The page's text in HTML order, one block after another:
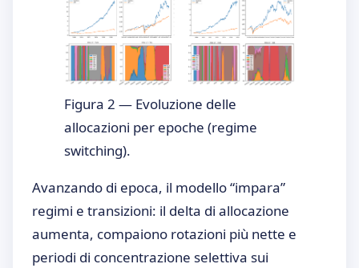
Figura 2 — Evoluzione delle
allocazioni per epoche (regime
switching).
Avanzando di epoca, il modello “impara”
regimi e transizioni: il delta di allocazione
aumenta, compaiono rotazioni più nette e
periodi di concentrazione selettiva sui